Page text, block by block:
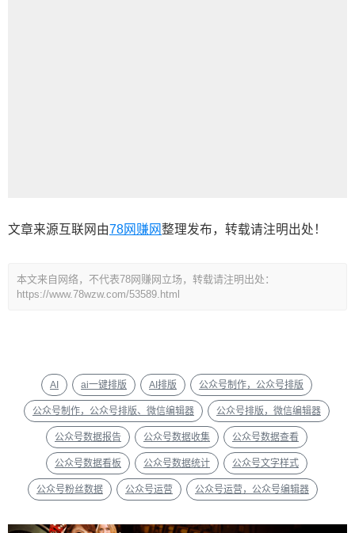
文章来源互联网由78网赚网整理发布，转载请注明出处！
本文来自网络，不代表78网赚网立场，转载请注明出处：
https://www.78wzw.com/53589.html
AI ai一键排版 AI排版 公众号制作，公众号排版
公众号制作，公众号排版、微信编辑器 公众号排版，微信编辑器
公众号数据报告 公众号数据收集 公众号数据查看
公众号数据看板 公众号数据统计 公众号文字样式
公众号粉丝数据 公众号运营 公众号运营，公众号编辑器